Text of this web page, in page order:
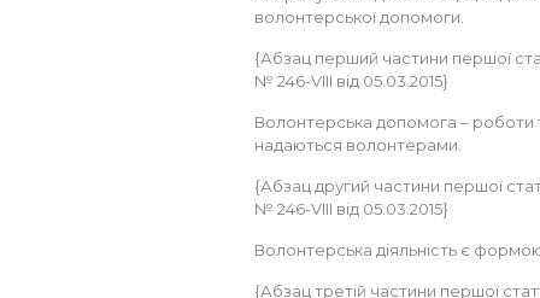
волонтерської допомоги.
{Абзац перший частини першої
№ 246-VIII від 05.03.2015}
Волонтерська допомога – роботи
надаються волонтерами.
{Абзац другий частини першої
№ 246-VIII від 05.03.2015}
Волонтерська діяльність є формою
{Абзац третій частини першої